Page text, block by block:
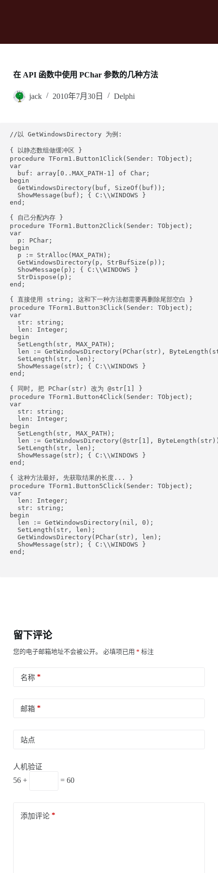
在 API 函数中使用 PChar 参数的几种方法
jack 2010年7月30日 Delphi
//以 GetWindowsDirectory 为例:
{ 以静态数组做缓冲区 }
procedure TForm1.Button1Click(Sender: TObject);
var
  buf: array[0..MAX_PATH-1] of Char;
begin
  GetWindowsDirectory(buf, SizeOf(buf));
  ShowMessage(buf); { C:\\WINDOWS }
end;
{ 自己分配内存 }
procedure TForm1.Button2Click(Sender: TObject);
var
  p: PChar;
begin
  p := StrAlloc(MAX_PATH);
  GetWindowsDirectory(p, StrBufSize(p));
  ShowMessage(p); { C:\\WINDOWS }
  StrDispose(p);
end;
{ 直接使用 string; 这和下一种方法都需要再删除尾部空白 }
procedure TForm1.Button3Click(Sender: TObject);
var
  str: string;
  len: Integer;
begin
  SetLength(str, MAX_PATH);
len := GetWindowsDirectory(PChar(str),
  SetLength(str, len);
  ShowMessage(str); { C:\\WINDOWS }
end;
{ 同时, 把 PChar(str) 改为 @str[1] }
procedure TForm1.Button4Click(Sender: TObject);
var
  str: string;
  len: Integer;
begin
  SetLength(str, MAX_PATH);
len := GetWindowsDirectory(@str[1],
  SetLength(str, len);
  ShowMessage(str); { C:\\WINDOWS }
end;
{ 这种方法最好, 先获取结果的长度... }
procedure TForm1.Button5Click(Sender: TObject);
var
  len: Integer;
  str: string;
begin
  len := GetWindowsDirectory(nil, 0);
  SetLength(str, len);
  GetWindowsDirectory(PChar(str), len);
  ShowMessage(str); { C:\\WINDOWS }
end;
留下评论
您的电子邮箱地址不会被公开。 必填项已用 * 标注
名称*
邮箱*
站点
人机验证
56 + = 60
添加评论*